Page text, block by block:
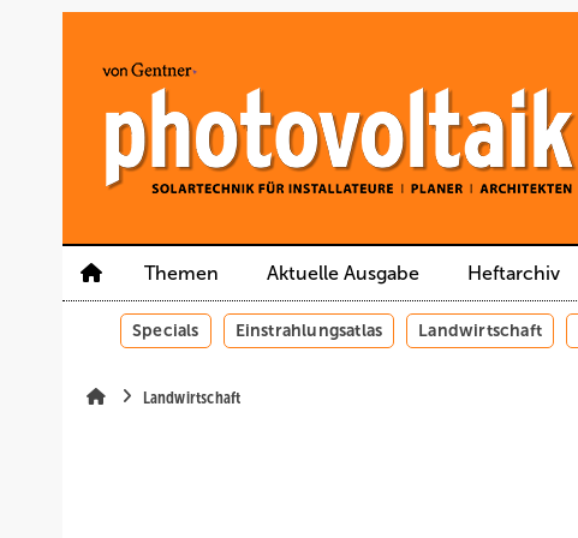
Themen Aktuelle Ausgabe Heftarchiv
Specials Einstrahlungsatlas Landwirtschaft
Landwirtschaft